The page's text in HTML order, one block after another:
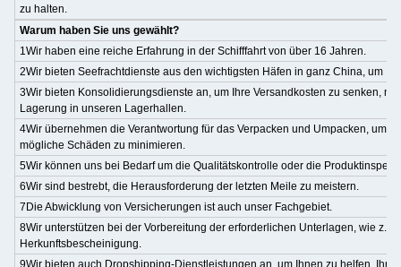
zu halten.
Warum haben Sie uns gewählt?
1Wir haben eine reiche Erfahrung in der Schifffahrt von über 16 Jahren.
2Wir bieten Seefrachtdienste aus den wichtigsten Häfen in ganz China, um
3Wir bieten Konsolidierungsdienste an, um Ihre Versandkosten zu senken,
Lagerung in unseren Lagerhallen.
4Wir übernehmen die Verantwortung für das Verpacken und Umpacken, um
mögliche Schäden zu minimieren.
5Wir können uns bei Bedarf um die Qualitätskontrolle oder die
6Wir sind bestrebt, die Herausforderung der letzten Meile zu meistern.
7Die Abwicklung von Versicherungen ist auch unser Fachgebiet.
8Wir unterstützen bei der Vorbereitung der erforderlichen Unterlagen, wie
Herkunftsbescheinigung.
9Wir bieten auch Dropshipping-Dienstleistungen an, um Ihnen zu helfen, Ihr